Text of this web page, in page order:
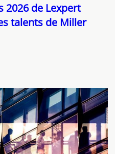
2026 de Lexpert
talents de Miller